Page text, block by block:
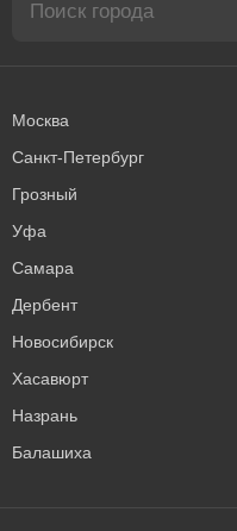
Москва
Санкт-Петербург
Грозный
Уфа
Самара
Дербент
Новосибирск
Хасавюрт
Назрань
Балашиха